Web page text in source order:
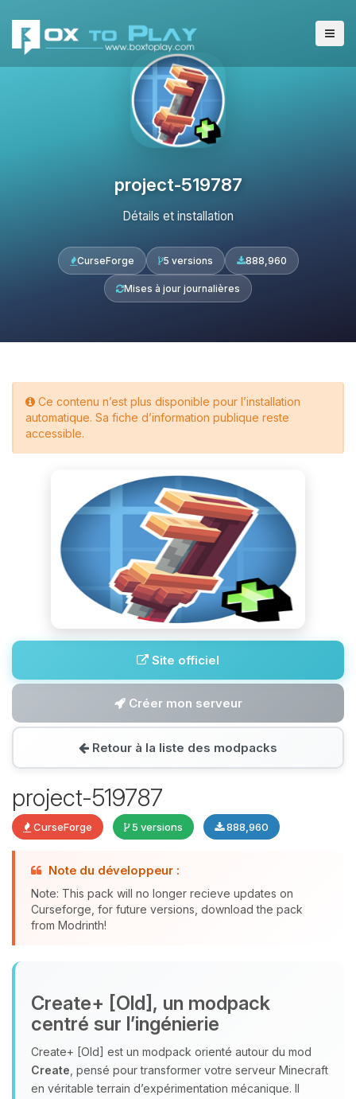
project-519787
Détails et installation
CurseForge 5 versions 888,960
Mises à jour journalières
Ce contenu n’est plus disponible pour l’installation
automatique. Sa fiche d’information publique reste
accessible.
Site officiel
Créer mon serveur
Retour à la liste des modpacks
project-519787
CurseForge 5 versions 888,960
Note du développeur :
Note: This pack will no longer recieve updates on
Curseforge, for future versions, download the pack
from Modrinth!
Create+ [Old], un modpack
centré sur l’ingénierie
Create+ [Old] est un modpack orienté autour du mod
Create , pensé pour transformer votre serveur Minecraft
en véritable terrain d’expérimentation mécanique. Il
Youpi, enfin quelqu’un pour me
assistant BoxToPlay. Dis-moi ce dont
tu as besoin et je vais remuer mes
petits circuits pour t’aider.